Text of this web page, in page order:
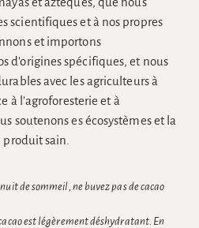
scientifiques et à nos propres
et importons
d'origines spécifiques, et nous
avec les agriculteurs à
à l'agroforesterie et à
soutenons es écosystèmes et la
sain.
de sommeil, ne buvez pas de cacao
est légèrement déshydratant. En